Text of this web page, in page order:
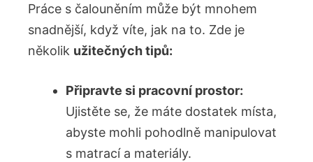
Práce s čalouněním může být mnohem
snadnější, když víte, jak na to. Zde je
několik užitečných tipů:
Připravte si pracovní prostor:
Ujistěte se, že máte dostatek místa,
abyste mohli pohodlně manipulovat
s matrací a materiály.